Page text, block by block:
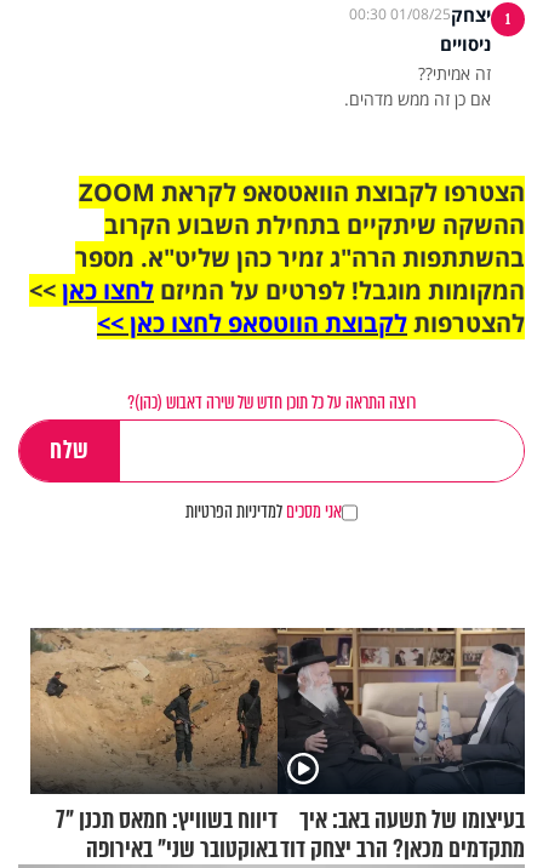
1 יצחק01/08/25 00:30
ניסויים
אם כן זה ממש מדהים.
הצטרפו לקבוצת הוואטסאפ לקראת ZOOM
ההשקה שיתקיים בתחילת השבוע הקרוב
בהשתתפות הרה"ג זמיר כהן שליט"א. מספר
המקומות מוגבל! לפרטים על המיזם לחצו כאן>>
להצטרפותלקבוצת הווטסאפ לחצו כאן >>
רוצה התראה על כל תוכן חדש של שירה דאבוש (כהן)?
אני מסכיםלמדיניות הפרטיות
בעיצומו של תשעה באב: איך
מתקדמים מכאן? הרב יצחק דוד
דיווח בשוויץ: חמאס תכנן "7
באוקטובר שני" באירופה